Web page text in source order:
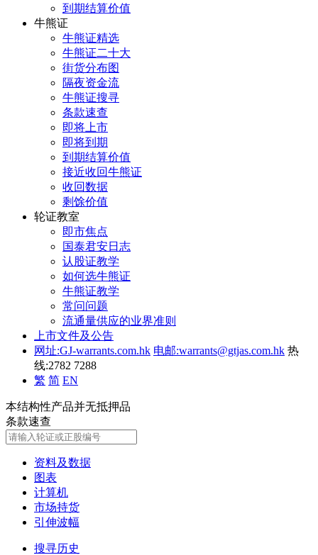
到期结算价值
牛熊证
牛熊证精选
牛熊证二十大
街货分布图
隔夜资金流
牛熊证搜寻
条款速查
即将上市
即将到期
到期结算价值
接近收回牛熊证
收回数据
剩馀价值
轮证教室
即市焦点
国泰君安日志
认股证教学
如何选牛熊证
牛熊证教学
常问问题
流通量供应的业界准则
上市文件及公告
网址:GJ-warrants.com.hk 电邮:warrants@gtjas.com.hk 热
线:2782 7288
繁 简 EN
本结构性产品并无抵押品
条款速查
资料及数据
图表
计算机
市场持货
引伸波幅
搜寻历史